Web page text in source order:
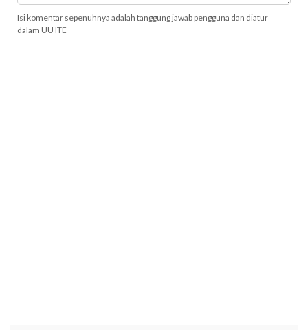
Isi komentar sepenuhnya adalah tanggung jawab pengguna dan diatur
dalam UU ITE